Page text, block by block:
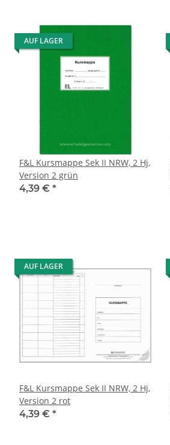
AUF LAGER
F&L Kursmappe Sek II NRW, 2 Hj,
Version 2 grün
4,39 € *
AUF LAGER
F&L Kursmappe Sek II NRW, 2 Hj,
Version 2 rot
4,39 € *